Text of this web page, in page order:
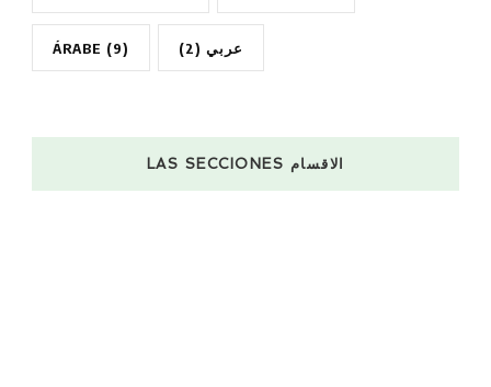
ÁRABE (9) عربي (2)
LAS SECCIONES الاقسام